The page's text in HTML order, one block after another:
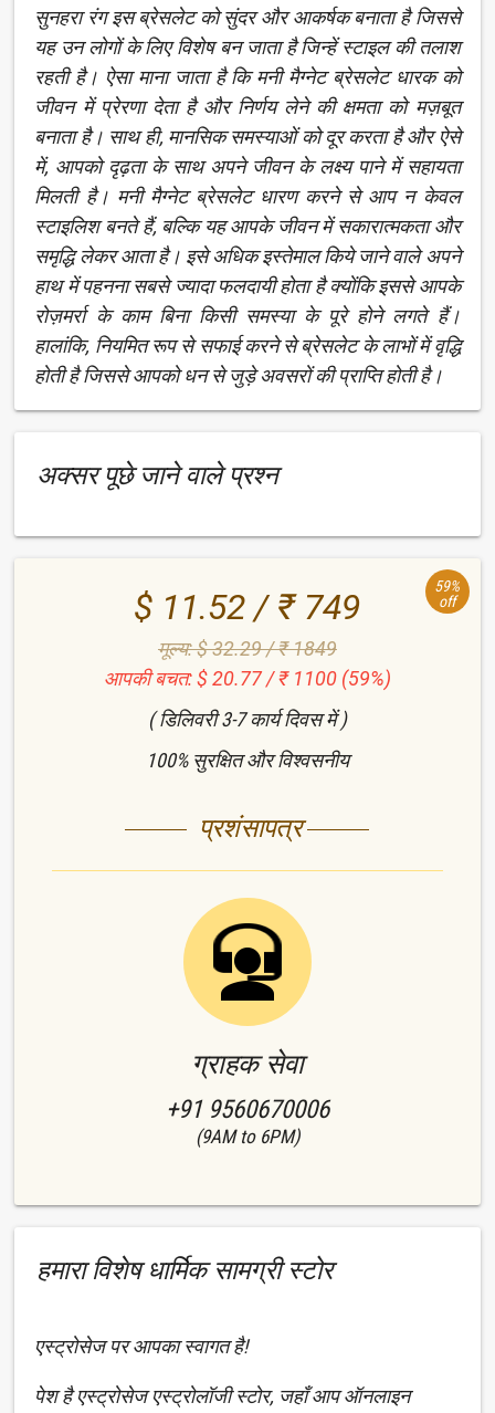
सुनहरा रंग इस ब्रेसलेट को सुंदर और आकर्षक बनाता है जिससे
यह उन लोगों के लिए विशेष बन जाता है जिन्हें स्टाइल की तलाश
रहती है। ऐसा माना जाता है कि मनी मैग्नेट ब्रेसलेट धारक को
जीवन में प्रेरणा देता है और निर्णय लेने की क्षमता को मज़बूत
बनाता है। साथ ही, मानसिक समस्याओं को दूर करता है और ऐसे
में, आपको दृढ़ता के साथ अपने जीवन के लक्ष्य पाने में सहायता
मिलती है। मनी मैग्नेट ब्रेसलेट धारण करने से आप न केवल
स्टाइलिश बनते हैं, बल्कि यह आपके जीवन में सकारात्मकता और
समृद्धि लेकर आता है। इसे अधिक इस्तेमाल किये जाने वाले अपने
हाथ में पहनना सबसे ज्यादा फलदायी होता है क्योंकि इससे आपके
रोज़मर्रा के काम बिना किसी समस्या के पूरे होने लगते हैं।
हालांकि, नियमित रूप से सफाई करने से ब्रेसलेट के लाभों में वृद्धि
होती है जिससे आपको धन से जुड़े अवसरों की प्राप्ति होती है।
अक्सर पूछे जाने वाले प्रश्न
59%
off
$ 11.52 / ₹ 749
मूल्य: $ 32.29 / ₹ 1849
आपकी बचत: $ 20.77 / ₹ 1100 (59%)
( डिलिवरी 3-7 कार्य दिवस में )
100% सुरक्षित और विश्वसनीय
प्रशंसापत्र
ग्राहक सेवा
+91 9560670006
(9AM to 6PM)
हमारा विशेष धार्मिक सामग्री स्टोर
एस्ट्रोसेज पर आपका स्वागत है!
पेश है एस्ट्रोसेज एस्ट्रोलॉजी स्टोर, जहाँ आप ऑनलाइन